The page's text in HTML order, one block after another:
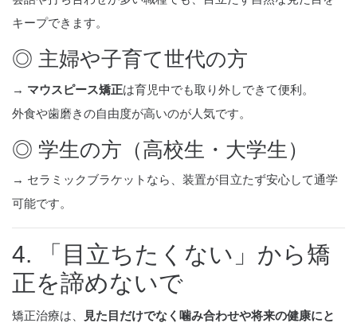
キープできます。
◎ 主婦や子育て世代の方
→ マウスピース矯正は育児中でも取り外しできて便利。
外食や歯磨きの自由度が高いのが人気です。
◎ 学生の方（高校生・大学生）
→ セラミックブラケットなら、装置が目立たず安心して通学
可能です。
4. 「目立ちたくない」から矯
正を諦めないで
矯正治療は、
見た目だけでなく噛み合わせや将来の健康にと